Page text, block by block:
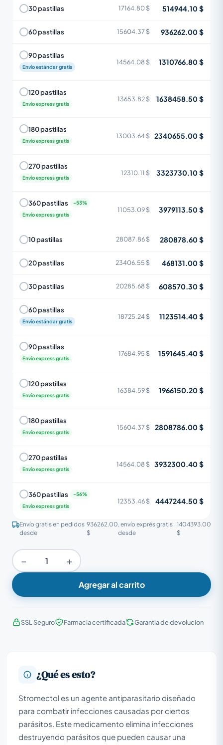
30 pastillas 17164.80 $ 514944.10 $
60 pastillas 15604.37 $ 936262.00 $
90 pastillas
Envío estándar gratis
14564.08 $ 1310766.80 $
120 pastillas
Envío express gratis
13653.82 $ 1638458.50 $
180 pastillas
Envío express gratis
13003.64 $ 2340655.00 $
270 pastillas
Envío express gratis
12310.11 $ 3323730.10 $
360 pastillas
Envío express gratis
11053.09 $ 3979113.50 $
10 pastillas 28087.86 $ 280878.60 $
20 pastillas 23406.55 $ 468131.00 $
30 pastillas 20285.68 $ 608570.30 $
60 pastillas
Envío estándar gratis
18725.24 $ 1123514.40 $
90 pastillas
Envío express gratis
17684.95 $ 1591645.40 $
120 pastillas
Envío express gratis
16384.59 $ 1966150.20 $
180 pastillas
Envío express gratis
15604.37 $ 2808786.00 $
270 pastillas
Envío express gratis
14564.08 $ 3932300.40 $
360 pastillas
Envío express gratis
12353.46 $ 4447244.50 $
Envío gratis en pedidos
desde
936262.00
$
, envío exprés gratis
desde
1404393.00
$
− +
Agregar al carrito
SSL Seguro Farmacia certificada Garantia de devolucion
¿Qué es esto?
Stromectol es un agente antiparasitario diseñado
para combatir infecciones causadas por ciertos
parásitos. Este medicamento elimina infecciones
destruyendo parásitos que pueden causar una